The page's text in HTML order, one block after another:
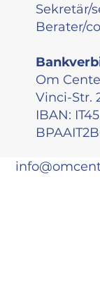
Sekretär/
Berater/
Om
Vinci-Str.
IBAN: